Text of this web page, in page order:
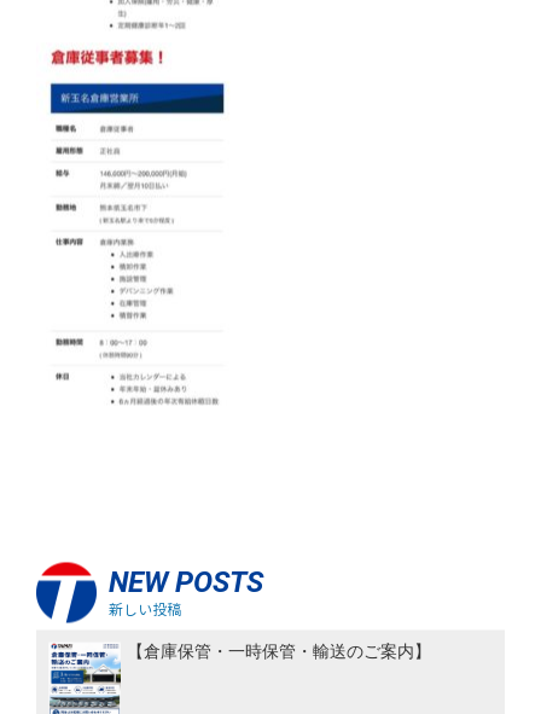
NEW POSTS
新しい投稿
【倉庫保管・一時保管・輸送のご案内】